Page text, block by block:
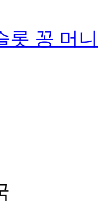
롯 꽁 머니